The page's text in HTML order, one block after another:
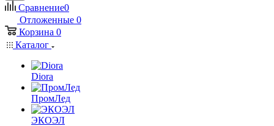
Сравнение0
Отложенные 0
Корзина 0
Каталог
Diora
ПромЛед
ЭКОЭЛ